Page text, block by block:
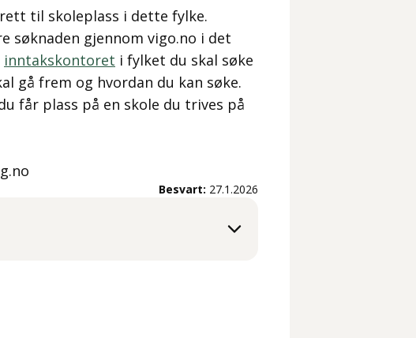
til skoleplass i dette fylke.
søknaden gjennom vigo.no i det
inntakskontoret i fylket du skal søke
gå frem og hvordan du kan søke.
får plass på en skole du trives på
Besvart: 27.1.2026